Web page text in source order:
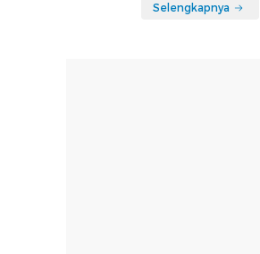
Selengkapnya